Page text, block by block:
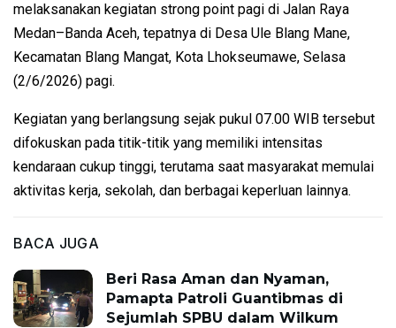
melaksanakan kegiatan strong point pagi di Jalan Raya
Medan–Banda Aceh, tepatnya di Desa Ule Blang Mane,
Kecamatan Blang Mangat, Kota Lhokseumawe, Selasa
(2/6/2026) pagi.
Kegiatan yang berlangsung sejak pukul 07.00 WIB tersebut
difokuskan pada titik-titik yang memiliki intensitas
kendaraan cukup tinggi, terutama saat masyarakat memulai
aktivitas kerja, sekolah, dan berbagai keperluan lainnya.
BACA JUGA
Beri Rasa Aman dan Nyaman,
Pamapta Patroli Guantibmas di
Sejumlah SPBU dalam Wilkum